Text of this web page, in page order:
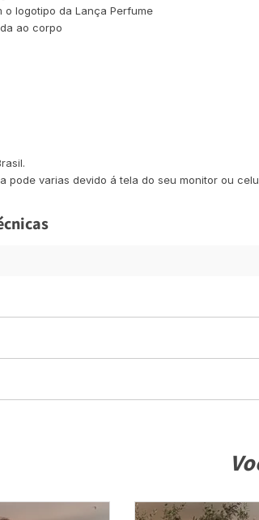
o logotipo da Lança Perfume
ao corpo
pode varias devido á tela do seu monitor ou